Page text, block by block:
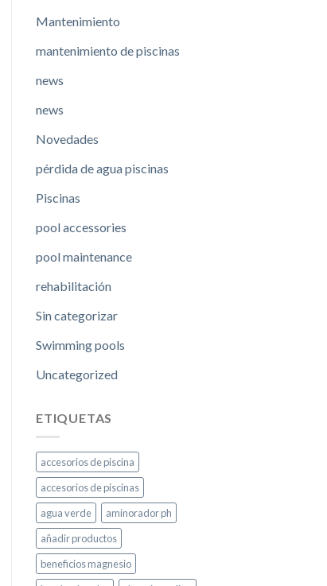
Mantenimiento
mantenimiento de piscinas
news
news
Novedades
pérdida de agua piscinas
Piscinas
pool accessories
pool maintenance
rehabilitación
Sin categorizar
Swimming pools
Uncategorized
ETIQUETAS
accesorios de piscina
accesorios de piscinas
agua verde
aminorador ph
añadir productos
beneficios magnesio